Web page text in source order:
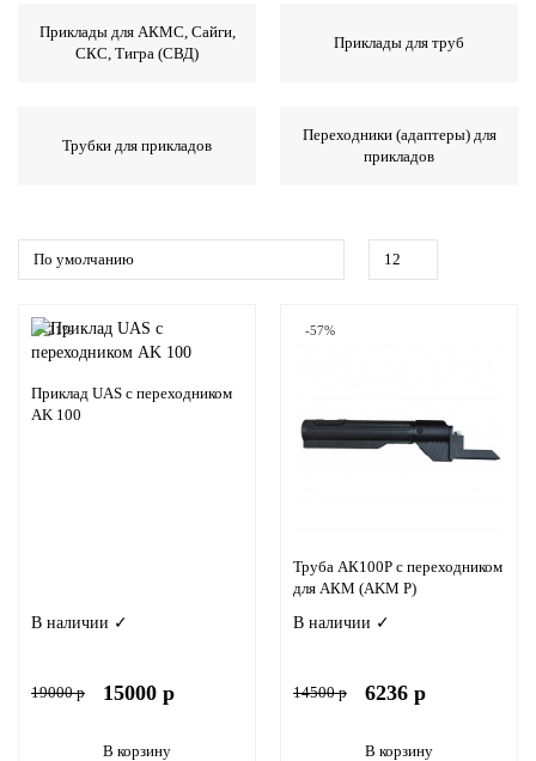
Приклады для АКМС, Сайги,
СКС, Тигра (СВД)
Приклады для труб
Трубки для прикладов
Переходники (адаптеры) для
прикладов
-21%
Приклад UAS с переходником
AK 100
В наличии ✓
19000 р 15000 р
В корзину
-57%
Труба АК100P с переходником
для АКМ (AKM P)
В наличии ✓
14500 р 6236 р
В корзину